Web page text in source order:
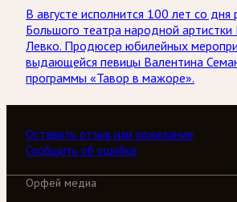
В августе исполнится 100 лет со
Большого театра народной
Левко. Продюсер юбилейных
выдающейся певицы Валентина
программы «Тавор в мажоре».
Оставить отзыв или пожелание
Сообщить об ошибке
Орфей медиа